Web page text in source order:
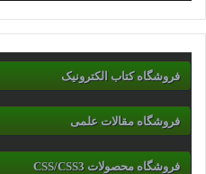
فروشگاه کتاب الکترونیک
فروشگاه مقالات علمی
فروشگاه محصولات CSS/CSS3